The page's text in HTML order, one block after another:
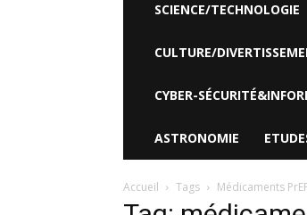
SCIENCE/TECHNOLOGIE
CULTURE/
CYBER-
ASTRONOMIE
Accueil Tags Médicaments